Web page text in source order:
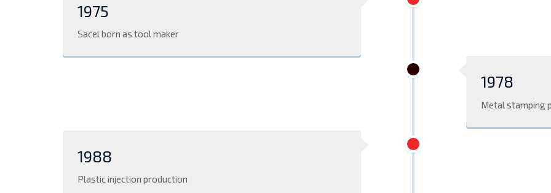
1975
Sacel born as tool maker
1978
Metal stamping
1988
Plastic injection production